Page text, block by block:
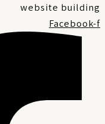
website